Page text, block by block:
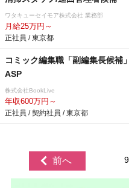
ワタキューセイモア株式会社 業務部
月給25万円～
正社員 / 東京都
コミック編集職「副編集長候補
ASP
株式会社BookLive
年収600万円～
正社員 / 契約社員 / 東京都
前へ